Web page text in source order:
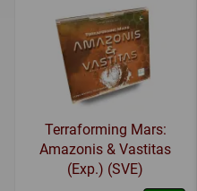
Terraforming Mars:
Amazonis & Vastitas
(Exp.) (SVE)